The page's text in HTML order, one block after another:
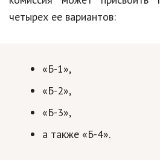
Hi-Tech. Интернет
Недвижимость
Спорт и фитнес
четырех ее вариантов:
«Б-1»,
«Б-2»,
«Б-3»,
а также «Б-4».